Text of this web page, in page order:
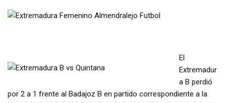
El
Extremadur
a B perdió
por 2 a 1 frente al Badajoz B en partido correspondiente a la